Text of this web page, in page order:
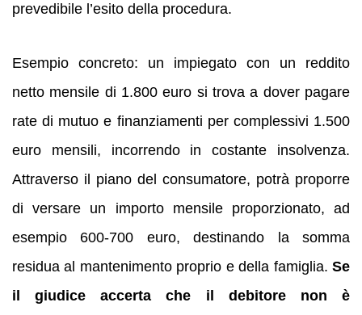
prevedibile l’esito della procedura.
Esempio concreto: un impiegato con un reddito
netto mensile di 1.800 euro si trova a dover pagare
rate di mutuo e finanziamenti per complessivi 1.500
euro mensili, incorrendo in costante insolvenza.
Attraverso il piano del consumatore, potrà proporre
di versare un importo mensile proporzionato, ad
esempio 600-700 euro, destinando la somma
residua al mantenimento proprio e della famiglia. Se
il giudice accerta che il debitore non è